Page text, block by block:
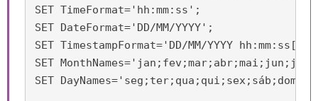
SET TimeFormat='hh:mm:ss';
SET DateFormat='DD/MM/YYYY';
SET TimestampFormat='DD/MM/YYYY
SET
SET DayNames='seg;ter;qua;qui;sex;sáb;dom';